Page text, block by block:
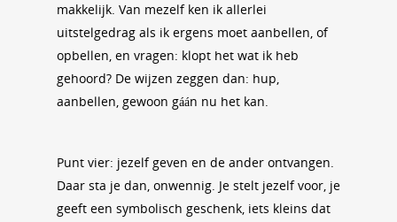
makkelijk. Van mezelf ken ik allerlei
uitstelgedrag als ik ergens moet aanbellen, of
opbellen, en vragen: klopt het wat ik heb
gehoord? De wijzen zeggen dan: hup,
aanbellen, gewoon gáán nu het kan.
Punt vier: jezelf geven en de ander ontvangen.
Daar sta je dan, onwennig. Je stelt jezelf voor, je
geeft een symbolisch geschenk, iets kleins dat